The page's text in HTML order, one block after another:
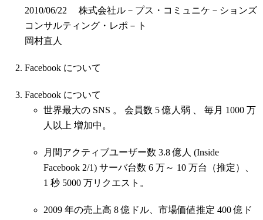
2010/06/22 株式会社ル－プス・コミュニケ－ションズ
コンサルティング・レポ－ト
岡村直人
Facebook について
Facebook について
世界最大の SNS 。 会員数 5 億人弱 、 毎月 1000 万
人以上 増加中。
月間アクティブユーザー数 3.8 億人 (Inside
Facebook 2/1) サーバ台数 6 万～ 10 万台（推定）、
1 秒 5000 万リクエスト。
2009 年の売上高 8 億ドル、市場価値推定 400 億ド